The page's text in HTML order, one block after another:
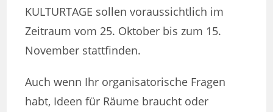
KULTURTAGE sollen voraussichtlich im
Zeitraum vom 25. Oktober bis zum 15.
November stattfinden.
Auch wenn Ihr organisatorische Fragen
habt, Ideen für Räume braucht oder